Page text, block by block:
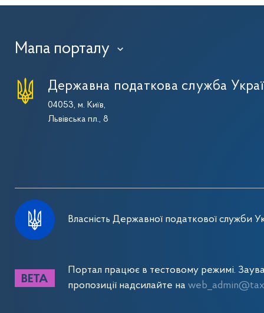
Мапа порталу ›
Державна податкова служба
04053, м. Київ,
Львівська пл., 8
Власність Державної податкової служби
Портал працює в тестовому режимі.
пропозиції надсилайте на